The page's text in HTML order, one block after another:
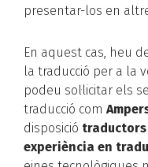
presentar-los en
En aquest cas, heu
la traducció per a la
podeu sol·licitar els
traducció com
disposició
experiència en